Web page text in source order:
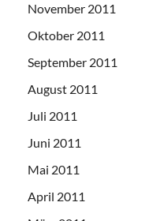
November 2011
Oktober 2011
September 2011
August 2011
Juli 2011
Juni 2011
Mai 2011
April 2011